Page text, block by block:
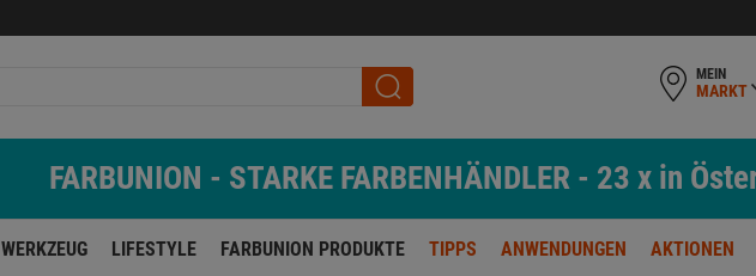
MEIN
MARKT
FARBUNION - STARKE FARBENHÄNDLER - 23 x in
WERKZEUG LIFESTYLE FARBUNION PRODUKTE TIPPS ANWENDUNGEN AKTIONEN